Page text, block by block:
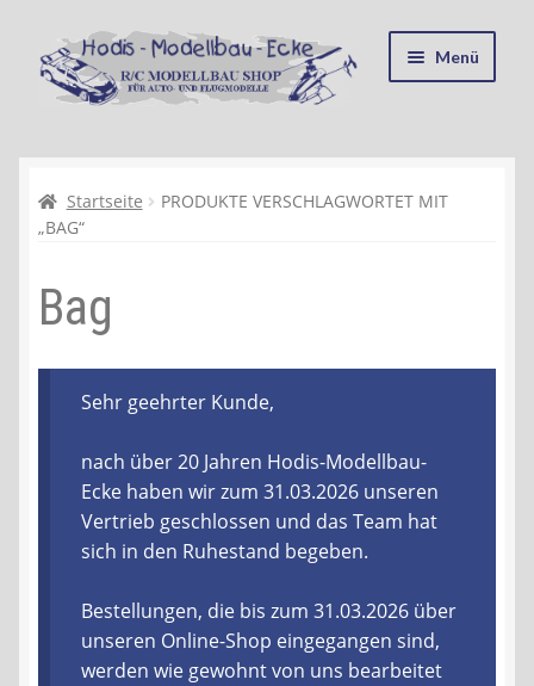
Zur
Navigation
springen
Zum
Inhalt
springen
Menü
Kasse
Recycling, Entsorgung und Umwelt
Shop
Warenkorb
Ablauf einer Bestellung
Zahlungsarten
Startseite
PRODUKTE VERSCHLAGWORTET MIT
„BAG“
Bag
Sehr geehrter Kunde,
nach über 20 Jahren Hodis-Modellbau-
Ecke haben wir zum 31.03.2026 unseren
Vertrieb geschlossen und das Team hat
sich in den Ruhestand begeben.
Bestellungen, die bis zum 31.03.2026 über
unseren Online-Shop eingegangen sind,
werden wie gewohnt von uns bearbeitet